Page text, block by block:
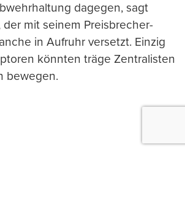
dagegen, sagt
mit seinem Preisbrecher-
in Aufruhr versetzt. Einzig
könnten träge Zentralisten
bewegen.